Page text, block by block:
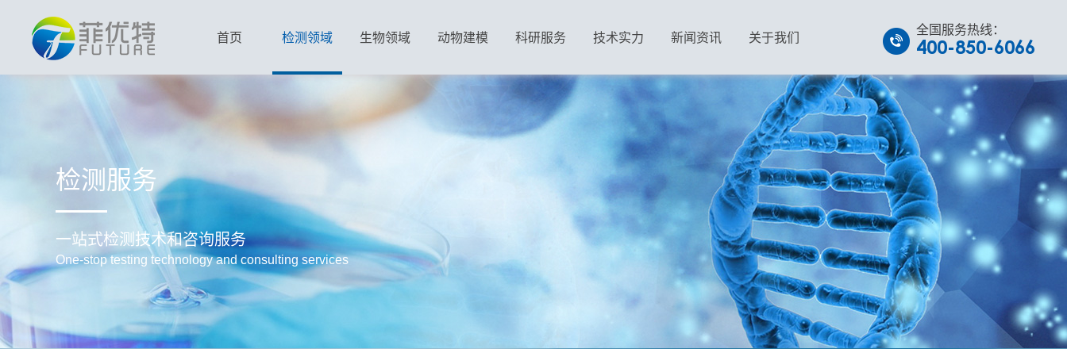
首页 检测领域 生物领域 动物建模 科研服务 技术实力 新闻资讯 关于我们 全国服务热线：
400-850-6066
检测服务
一站式检测技术和咨询服务
One-stop testing technology and consulting services